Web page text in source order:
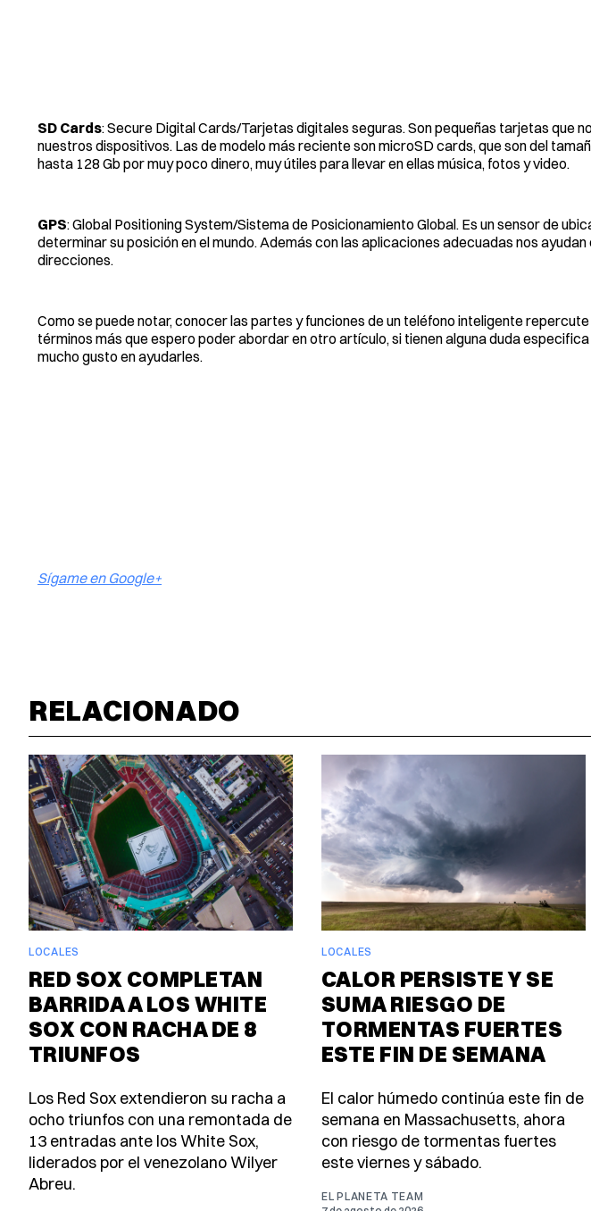
SD Cards: Secure Digital Cards/Tarjetas digitales seguras. Son pequeñas tarjetas que
nuestros dispositivos. Las de modelo más reciente son microSD cards, que son del
hasta 128 Gb por muy poco dinero, muy útiles para llevar en ellas música, fotos y video.
GPS: Global Positioning System/Sistema de Posicionamiento Global. Es un sensor de
determinar su posición en el mundo. Además con las aplicaciones adecuadas nos
direcciones.
Como se puede notar, conocer las partes y funciones de un teléfono inteligente
términos más que espero poder abordar en otro artículo, si tienen alguna duda
mucho gusto en ayudarles.
Sígame en Google+
RELACIONADO
LOCALES
RED SOX COMPLETAN
BARRIDA A LOS WHITE
SOX CON RACHA DE 8
TRIUNFOS
Los Red Sox extendieron su racha a
ocho triunfos con una remontada de
13 entradas ante los White Sox,
liderados por el venezolano Wilyer
Abreu.
LOCALES
CALOR PERSISTE Y SE
SUMA RIESGO DE
TORMENTAS FUERTES
ESTE FIN DE SEMANA
El calor húmedo continúa este fin de
semana en Massachusetts, ahora
con riesgo de tormentas fuertes
este viernes y sábado.
EL PLANETA TEAM